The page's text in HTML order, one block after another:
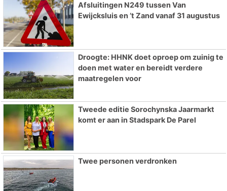
Afsluitingen N249 tussen Van
Ewijcksluis en ’t Zand vanaf 31 augustus
Droogte: HHNK doet oproep om zuinig te
doen met water en bereidt verdere
maatregelen voor
Tweede editie Sorochynska Jaarmarkt
komt er aan in Stadspark De Parel
Twee personen verdronken